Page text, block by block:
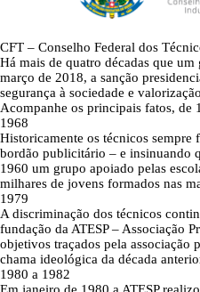
CFT – Conselho Federal dos
Há mais de quatro décadas que
março de 2018, a sanção
segurança à sociedade e
Acompanhe os principais fatos, de
1968
Historicamente os técnicos sempre
bordão publicitário – e insinuando
1960 um grupo apoiado pelas
milhares de jovens formados nas
1979
A discriminação dos técnicos
fundação da ATESP – Associação
objetivos traçados pela associação
chama ideológica da década
1980 a 1982
Em janeiro de 1980 a ATESP